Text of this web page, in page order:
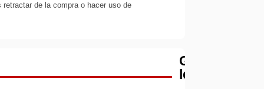
de la compra o hacer uso de
Garantía
legal